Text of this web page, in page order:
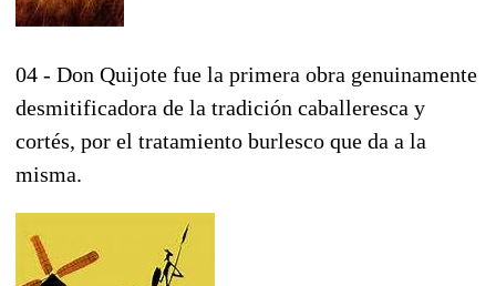
04 - Don Quijote fue la primera obra genuinamente
desmitificadora de la tradición caballeresca y
cortés, por el tratamiento burlesco que da a la
misma.